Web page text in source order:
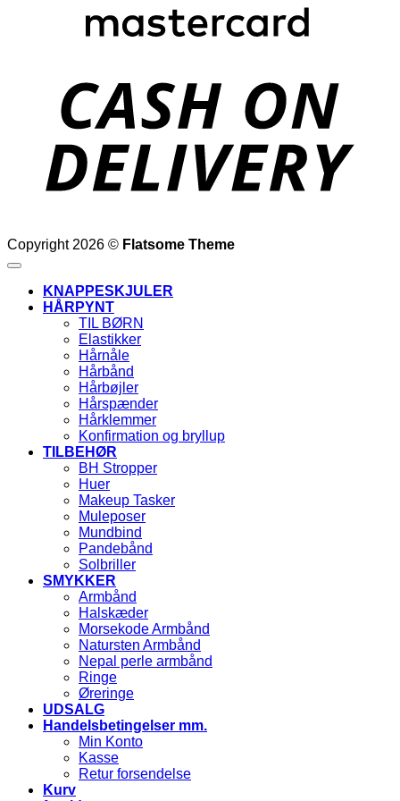
Copyright 2026 © Flatsome Theme
KNAPPESKJULER
HÅRPYNT
TIL BØRN
Elastikker
Hårnåle
Hårbånd
Hårbøjler
Hårspænder
Hårklemmer
Konfirmation og bryllup
TILBEHØR
BH Stropper
Huer
Makeup Tasker
Muleposer
Mundbind
Pandebånd
Solbriller
SMYKKER
Armbånd
Halskæder
Morsekode Armbånd
Natursten Armbånd
Nepal perle armbånd
Ringe
Øreringe
UDSALG
Handelsbetingelser mm.
Min Konto
Kasse
Retur forsendelse
Kurv